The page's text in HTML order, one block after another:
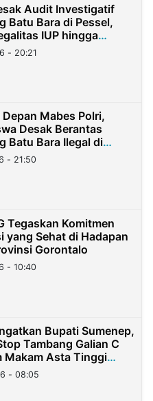
Audit Investigatif
Batu Bara di Pessel,
IUP hingga
- 20:21
Depan Mabes Polri,
Desak Berantas
Batu Bara Ilegal di
- 21:50
Tegaskan Komitmen
yang Sehat di Hadapan
Gorontalo
- 10:40
Bupati Sumenep,
Tambang Galian C
Makam Asta Tinggi
- 08:05